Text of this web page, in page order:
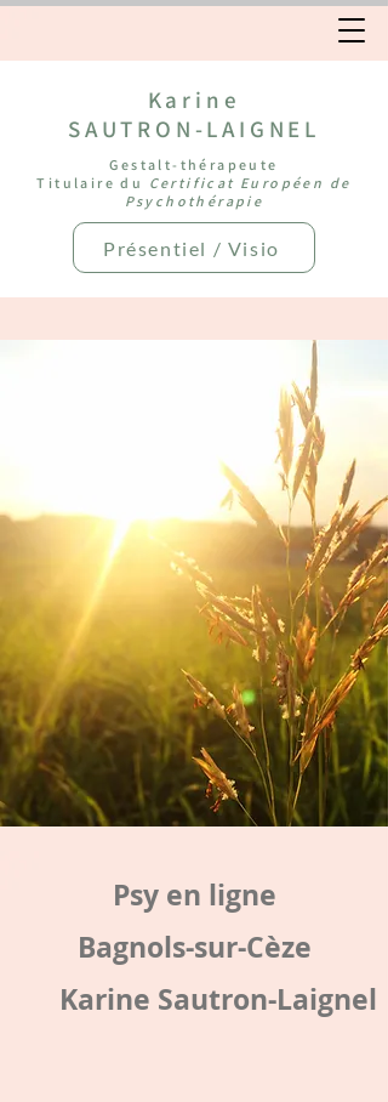
Karine
SAUTRON-LAIGNEL
Gestalt-thérapeute
Titulaire du Certificat Européen de
Psychothérapie
Présentiel / Visio
Psy en ligne
Bagnols-sur-Cèze
Karine Sautron-Laignel